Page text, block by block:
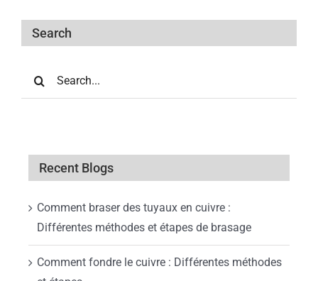
Search
Recent Blogs
Comment braser des tuyaux en cuivre :
Différentes méthodes et étapes de brasage
Comment fondre le cuivre : Différentes méthodes